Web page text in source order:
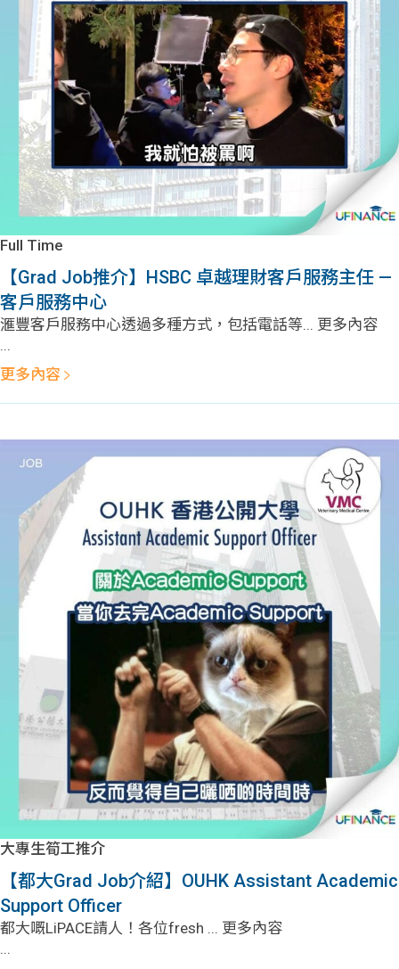
Full Time
【Grad Job推介】HSBC 卓越理財客戶服務主任 —
客戶服務中心
滙豐客戶服務中心透過多種方式，包括電話等... 更多內容
...
更多內容
大專生筍工推介
【都大Grad Job介紹】OUHK Assistant Academic
Support Officer
都大嘅LiPACE請人！各位fresh ... 更多內容
...